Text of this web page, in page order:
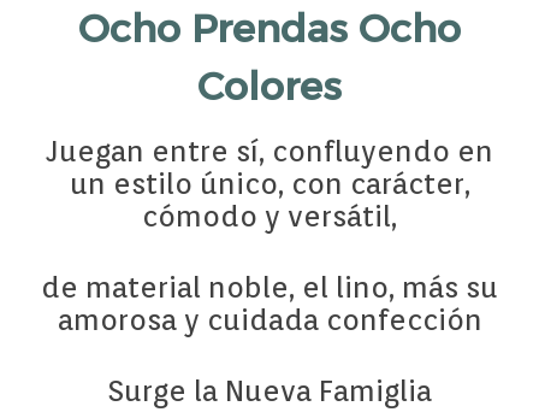
Ocho Prendas Ocho
Colores
Juegan entre sí, confluyendo en
un estilo único, con carácter,
cómodo y versátil,
de material noble, el lino, más su
amorosa y cuidada confección
Surge la Nueva Famiglia